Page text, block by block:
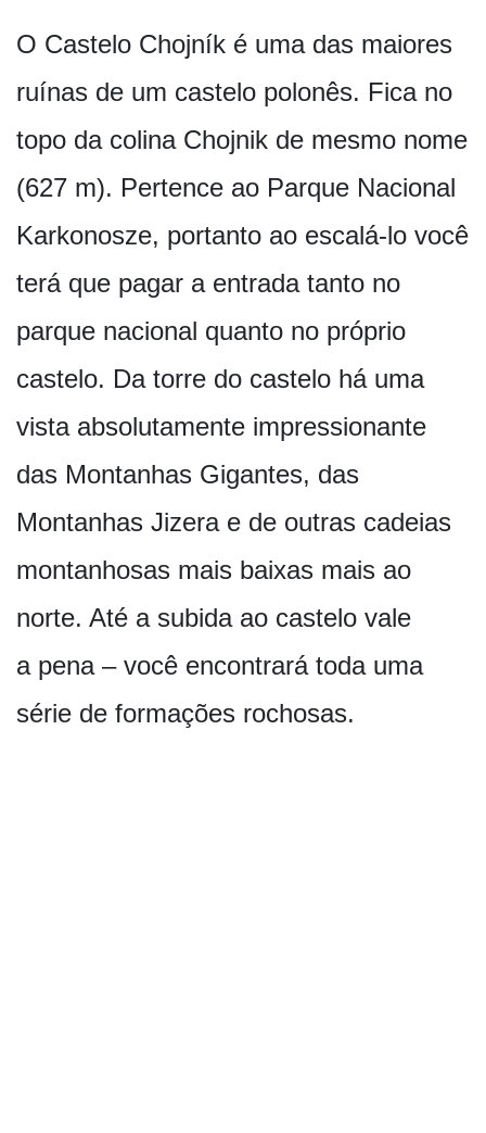
O Castelo Chojník é uma das maiores
ruínas de um castelo polonês. Fica no
topo da colina Chojnik de mesmo nome
(627 m). Pertence ao Parque Nacional
Karkonosze, portanto ao escalá-lo você
terá que pagar a entrada tanto no
parque nacional quanto no próprio
castelo. Da torre do castelo há uma
vista absolutamente impressionante
das Montanhas Gigantes, das
Montanhas Jizera e de outras cadeias
montanhosas mais baixas mais ao
norte. Até a subida ao castelo vale
a pena – você encontrará toda uma
série de formações rochosas.